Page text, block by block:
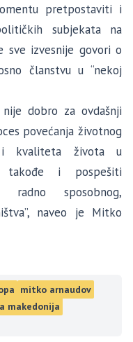
pretpostaviti i
subjekata na
sve izvesnije govori o
članstvu u “nekoj
dobro za ovdašnji
povećanja životnog
i kvaliteta života u
takođe i pospešiti
radno sposobnog,
naveo je Mitko
mitko arnaudov
makedonija